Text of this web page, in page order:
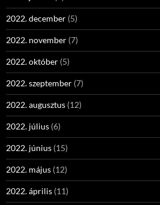
2022. december (5)
2022. november (7)
2022. október (5)
2022. szeptember (7)
2022. augusztus (12)
2022. július (6)
2022. június (15)
2022. május (12)
2022. április (11)